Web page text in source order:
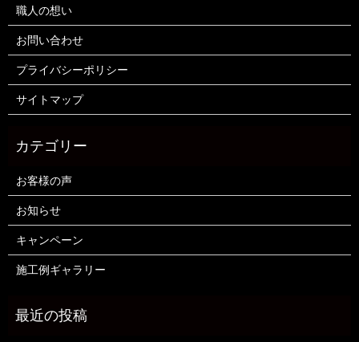
職人の想い
お問い合わせ
プライバシーポリシー
サイトマップ
お客様の声
お知らせ
キャンペーン
施工例ギャラリー